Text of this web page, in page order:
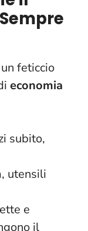
feticcio
economia
subito,
utensili
e
il